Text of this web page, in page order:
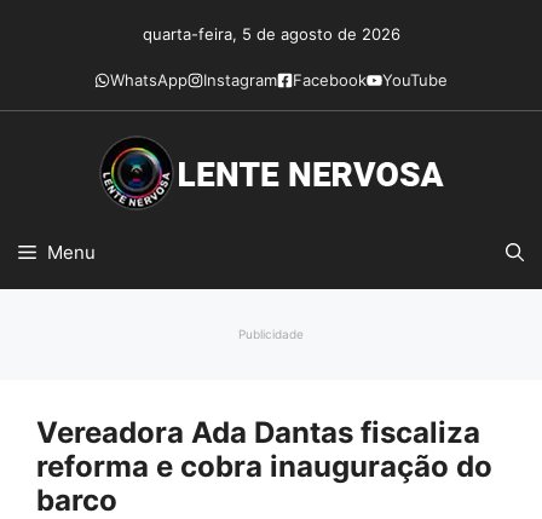
conteúdo
quarta-feira, 5 de agosto de 2026
WhatsApp Instagram Facebook YouTube
Menu
Publicidade
Vereadora Ada Dantas fiscaliza
reforma e cobra inauguração do
barco